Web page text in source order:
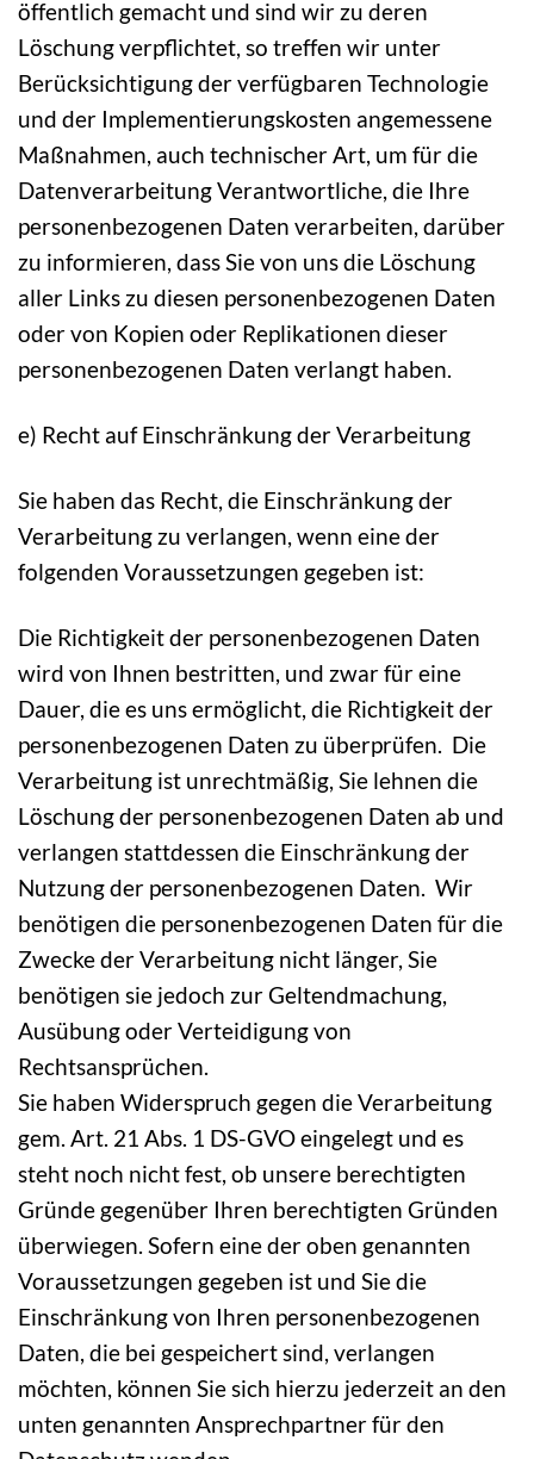
öffentlich gemacht und sind wir zu deren
Löschung verpflichtet, so treffen wir unter
Berücksichtigung der verfügbaren Technologie
und der Implementierungskosten angemessene
Maßnahmen, auch technischer Art, um für die
Datenverarbeitung Verantwortliche, die Ihre
personenbezogenen Daten verarbeiten, darüber
zu informieren, dass Sie von uns die Löschung
aller Links zu diesen personenbezogenen Daten
oder von Kopien oder Replikationen dieser
personenbezogenen Daten verlangt haben.
e) Recht auf Einschränkung der Verarbeitung
Sie haben das Recht, die Einschränkung der
Verarbeitung zu verlangen, wenn eine der
folgenden Voraussetzungen gegeben ist:
Die Richtigkeit der personenbezogenen Daten
wird von Ihnen bestritten, und zwar für eine
Dauer, die es uns ermöglicht, die Richtigkeit der
personenbezogenen Daten zu überprüfen. Die
Verarbeitung ist unrechtmäßig, Sie lehnen die
Löschung der personenbezogenen Daten ab und
verlangen stattdessen die Einschränkung der
Nutzung der personenbezogenen Daten. Wir
benötigen die personenbezogenen Daten für die
Zwecke der Verarbeitung nicht länger, Sie
benötigen sie jedoch zur Geltendmachung,
Ausübung oder Verteidigung von
Rechtsansprüchen.
Sie haben Widerspruch gegen die Verarbeitung
gem. Art. 21 Abs. 1 DS-GVO eingelegt und es
steht noch nicht fest, ob unsere berechtigten
Gründe gegenüber Ihren berechtigten Gründen
überwiegen. Sofern eine der oben genannten
Voraussetzungen gegeben ist und Sie die
Einschränkung von Ihren personenbezogenen
Daten, die bei gespeichert sind, verlangen
möchten, können Sie sich hierzu jederzeit an den
unten genannten Ansprechpartner für den